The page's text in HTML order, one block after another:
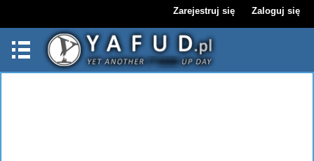
Zarejestruj się Zaloguj się